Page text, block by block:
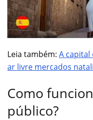
Leia também: A capital
ar livre mercados
Como
público?